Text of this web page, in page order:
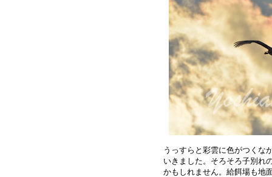
うっすらと彩雲に色がつくな
いきました。そろそろ子別れ
かもしれません。給餌場も地